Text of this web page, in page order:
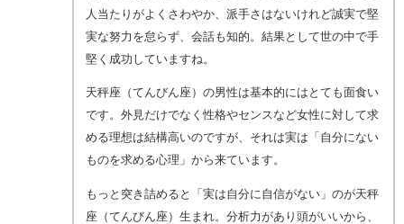
人当たりがよくさわやか、派手さはないけれど誠実で堅
実な努力を怠らず、会話も知的。結果として世の中で手
堅く成功していますね。
天秤座（てんびん座）の男性は基本的にはとても面食い
です。外見だけでなく性格やセンスなど女性に対して求
める理想は結構高いのですが、それは実は「自分にない
ものを求める心理」から来ています。
もっと突き詰めると「実は自分に自信がない」のが天秤
座（てんびん座）生まれ。分析力があり頭がいいから、